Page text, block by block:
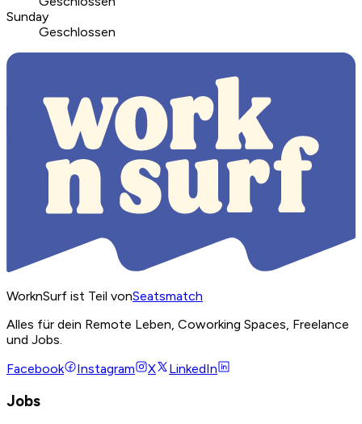
Sunday
Geschlossen
WorknSurf ist Teil vonSeatsmatch
Alles für dein Remote Leben, Coworking Spaces, Freelance
und Jobs.
Facebook
Instagram X LinkedIn
Jobs